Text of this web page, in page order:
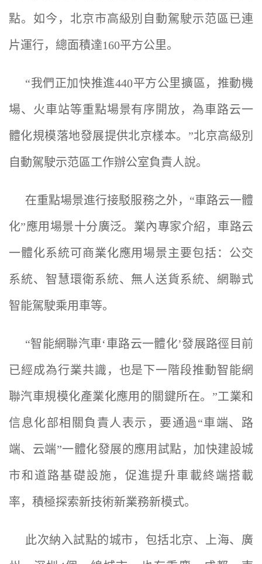
點。如今，北京市高級別自動駕駛示范區已連
片運行，總面積達160平方公里。
“我們正加快推進440平方公里擴區，推動機
場、火車站等重點場景有序開放，為車路云一
體化規模落地發展提供北京樣本。”北京高級別
自動駕駛示范區工作辦公室負責人說。
在重點場景進行接駁服務之外，“車路云一體
化”應用場景十分廣泛。業內專家介紹，車路云
一體化系統可商業化應用場景主要包括：公交
系統、智慧環衛系統、無人送貨系統、網聯式
智能駕駛乘用車等。
“智能網聯汽車‘車路云一體化’發展路徑目前
已經成為行業共識，也是下一階段推動智能網
聯汽車規模化產業化應用的關鍵所在。”工業和
信息化部相關負責人表示，要通過“車端、路
端、云端”一體化發展的應用試點，加快建設城
市和道路基礎設施，促進提升車載終端搭載
率，積極探索新技術新業務新模式。
此次納入試點的城市，包括北京、上海、廣